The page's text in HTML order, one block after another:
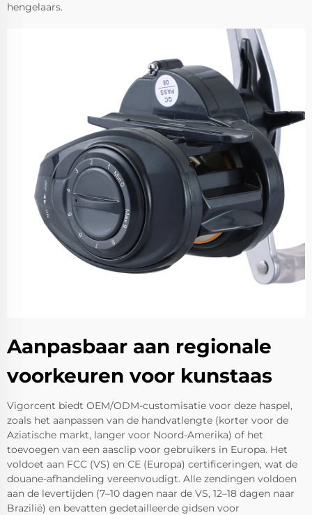
hengelaars.
Aanpasbaar aan regionale
voorkeuren voor kunstaas
Vigorcent biedt OEM/ODM-customisatie voor deze haspel,
zoals het aanpassen van de handvatlengte (korter voor de
Aziatische markt, langer voor Noord-Amerika) of het
toevoegen van een aasclip voor gebruikers in Europa. Het
voldoet aan FCC (VS) en CE (Europa) certificeringen, wat de
douane-afhandeling vereenvoudigt. Alle zendingen voldoen
aan de levertijden (7–10 dagen naar de VS, 12–18 dagen naar
Brazilië) en bevatten gedetailleerde gidsen voor